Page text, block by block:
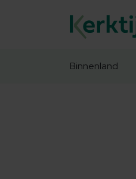
Binnenland